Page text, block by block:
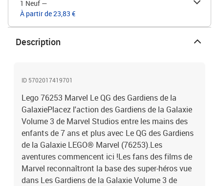
1 Neuf —
À partir de 23,83 €
Description
ID 5702017419701
Lego 76253 Marvel Le QG des Gardiens de la
GalaxiePlacez l'action des Gardiens de la Galaxie
Volume 3 de Marvel Studios entre les mains des
enfants de 7 ans et plus avec Le QG des Gardiens
de la Galaxie LEGO® Marvel (76253).Les
aventures commencent ici !Les fans des films de
Marvel reconnaîtront la base des super-héros vue
dans Les Gardiens de la Galaxie Volume 3 de